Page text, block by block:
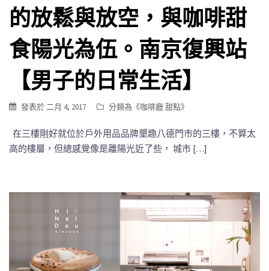
的放鬆與放空，與咖啡甜
食陽光為伍。南京復興站
【男子的日常生活】
發表於二月 4, 2017 分類為《咖啡廳 甜點》
在三樓剛好就位於戶外用品品牌墾趣八德門市的三樓，不算太
高的樓層，但總感覺像是離陽光近了些， 城市 […]